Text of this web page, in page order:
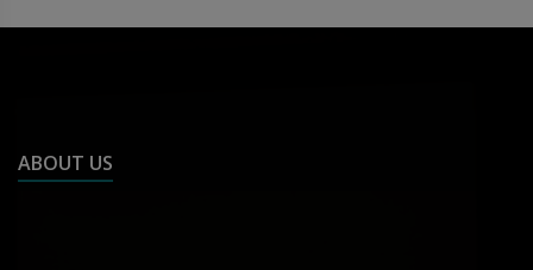
ABOUT US